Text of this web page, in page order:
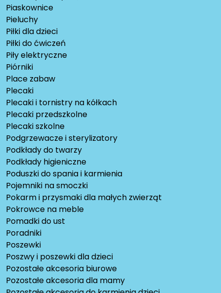
Piaskownice
Pieluchy
Piłki dla dzieci
Piłki do ćwiczeń
Piły elektryczne
Piórniki
Place zabaw
Plecaki
Plecaki i tornistry na kółkach
Plecaki przedszkolne
Plecaki szkolne
Podgrzewacze i sterylizatory
Podkłady do twarzy
Podkłady higieniczne
Poduszki do spania i karmienia
Pojemniki na smoczki
Pokarm i przysmaki dla małych zwierząt
Pokrowce na meble
Pomadki do ust
Poradniki
Poszewki
Poszwy i poszewki dla dzieci
Pozostałe akcesoria biurowe
Pozostałe akcesoria dla mamy